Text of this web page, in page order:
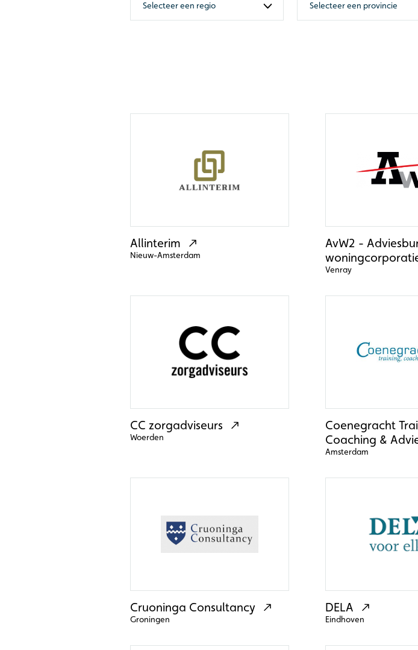
Selecteer een regio Selecteer een provincie
Allinterim
Nieuw-Amsterdam
AvW2 -
Venray
CC zorgadviseurs
Woerden
Coenegracht
Coaching &
Amsterdam
Cruoninga Consultancy
Groningen
DELA
Eindhoven